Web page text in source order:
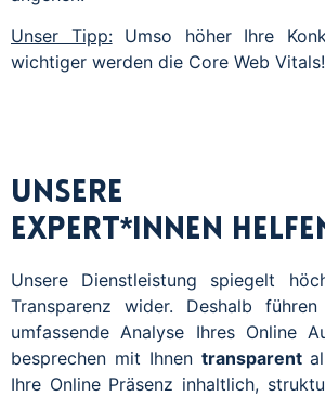
Unser Tipp:Umso höher Ihre
wichtiger werden die Core Web Vitals!
Unsere
Expert*innen
Unsere Dienstleistung spiegelt
Transparenz wider. Deshalb
umfassende Analyse Ihres Online
besprechen mit Ihnen transparent
Ihre Online Präsenz inhaltlich,